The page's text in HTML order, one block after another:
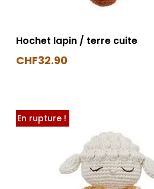
Hochet lapin / terre cuite
CHF32.90
En rupture !